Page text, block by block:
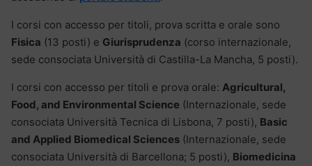
I corsi con accesso per titoli, prova scritta e orale sono
Fisica (13 posti) e Giurisprudenza (corso internazionale,
sede consociata Università di Castilla-La Mancha, 5 posti).
I corsi con accesso per titoli e prova orale: Agricultural,
Food, and Environmental Science (Internazionale, sede
consociata Università Tecnica di Lisbona, 7 posti), Basic
and Applied Biomedical Sciences (Internazionale, sede
consociata Università di Barcellona; 5 posti), Biomedicina